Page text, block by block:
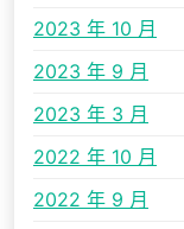
2023 年 10 月
2023 年 9 月
2023 年 3 月
2022 年 10 月
2022 年 9 月